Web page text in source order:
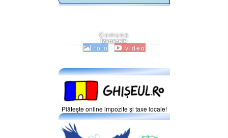
Comuna
Izvoarele
foto video
Plăteşte online impozite şi taxe locale!